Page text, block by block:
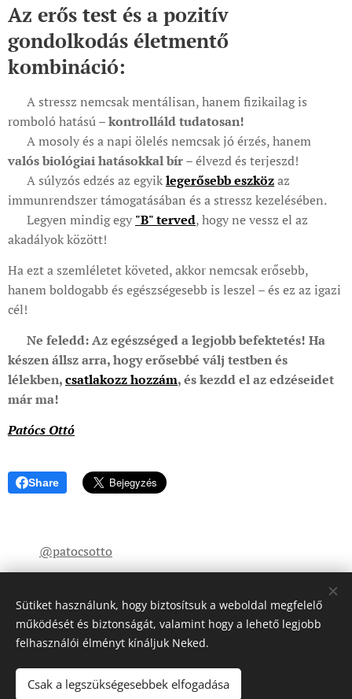
Az erős test és a pozitív
gondolkodás életmentő
kombináció:
✅ A stressz nemcsak mentálisan, hanem fizikailag is
romboló hatású –kontrolláld tudatosan!
✅ A mosoly és a napi ölelés nemcsak jó érzés, hanem
valós biológiai hatásokkal bír– élvezd és terjeszd!
✅ A súlyzós edzés az egyiklegerősebb eszközaz
immunrendszer támogatásában és a stressz kezelésében.
✅ Legyen mindig egy "B" terved, hogy ne vessz el az
akadályok között!
Ha ezt a szemléletet követed, akkor nemcsak erősebb,
hanem boldogabb és egészségesebb is leszel – és ez az igazi
cél!
Ne feledd: Az egészséged a legjobb befektetés! Ha
készen állsz arra, hogy erősebbé válj testben és
lélekben,csatlakozz hozzám, és kezdd el az edzéseidet
már ma!
Patócs Ottó
Share
@patocsotto
© 2023 - 2026 Patócs Ottó blogja. Minden jog fenntartva.
Sütiket használunk, hogy biztosítsuk a weboldal megfelelő
működését és biztonságát, valamint hogy a lehető legjobb
felhasználói élményt kínáljuk Neked.
Csak a legszükségesebbek elfogadása